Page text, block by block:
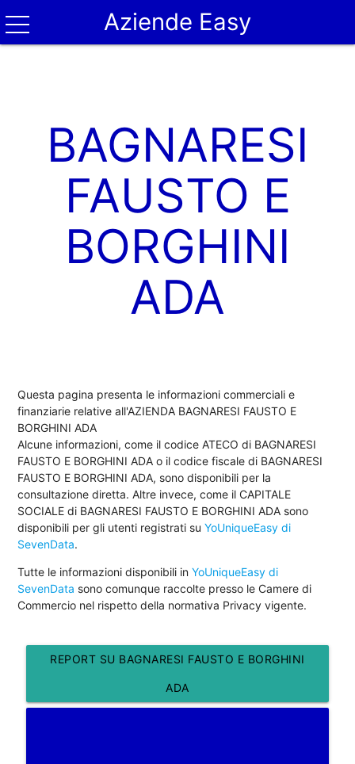
Aziende Easy
BAGNARESI
FAUSTO E
BORGHINI
ADA
Questa pagina presenta le informazioni commerciali e
finanziarie relative all'AZIENDA BAGNARESI FAUSTO E
BORGHINI ADA
Alcune informazioni, come il codice ATECO di BAGNARESI
FAUSTO E BORGHINI ADA o il codice fiscale di BAGNARESI
FAUSTO E BORGHINI ADA, sono disponibili per la
consultazione diretta. Altre invece, come il CAPITALE
SOCIALE di BAGNARESI FAUSTO E BORGHINI ADA sono
disponibili per gli utenti registrati suYoUniqueEasy di
SevenData.
Tutte le informazioni disponibili inYoUniqueEasy di
SevenData sono comunque raccolte presso le Camere di
Commercio nel rispetto della normativa Privacy vigente.
REPORT SU BAGNARESI FAUSTO E BORGHINI
ADA